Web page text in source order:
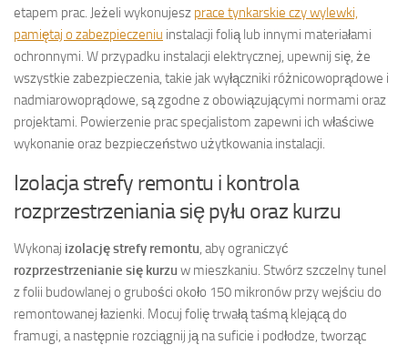
etapem prac. Jeżeli wykonujesz prace tynkarskie czy wylewki,
pamiętaj o zabezpieczeniu instalacji folią lub innymi materiałami
ochronnymi. W przypadku instalacji elektrycznej, upewnij się, że
wszystkie zabezpieczenia, takie jak wyłączniki różnicowoprądowe i
nadmiarowoprądowe, są zgodne z obowiązującymi normami oraz
projektami. Powierzenie prac specjalistom zapewni ich właściwe
wykonanie oraz bezpieczeństwo użytkowania instalacji.
Izolacja strefy remontu i kontrola
rozprzestrzeniania się pyłu oraz kurzu
Wykonaj izolację strefy remontu , aby ograniczyć
rozprzestrzenianie się kurzuw mieszkaniu. Stwórz szczelny tunel
z folii budowlanej o grubości około 150 mikronów przy wejściu do
remontowanej łazienki. Mocuj folię trwałą taśmą klejącą do
framugi, a następnie rozciągnij ją na suficie i podłodze, tworząc